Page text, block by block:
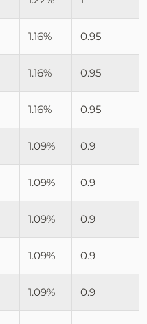
1.16% 0.95
1.16% 0.95
1.16% 0.95
1.09% 0.9
1.09% 0.9
1.09% 0.9
1.09% 0.9
1.09% 0.9